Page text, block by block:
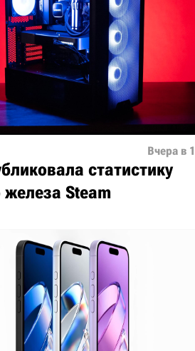
Вчера в
статистику
железа Steam